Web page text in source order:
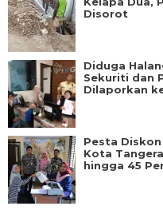
Disorot
Diduga
Sekuriti dan
Dilaporkan
Pesta
Kota
hingga 45